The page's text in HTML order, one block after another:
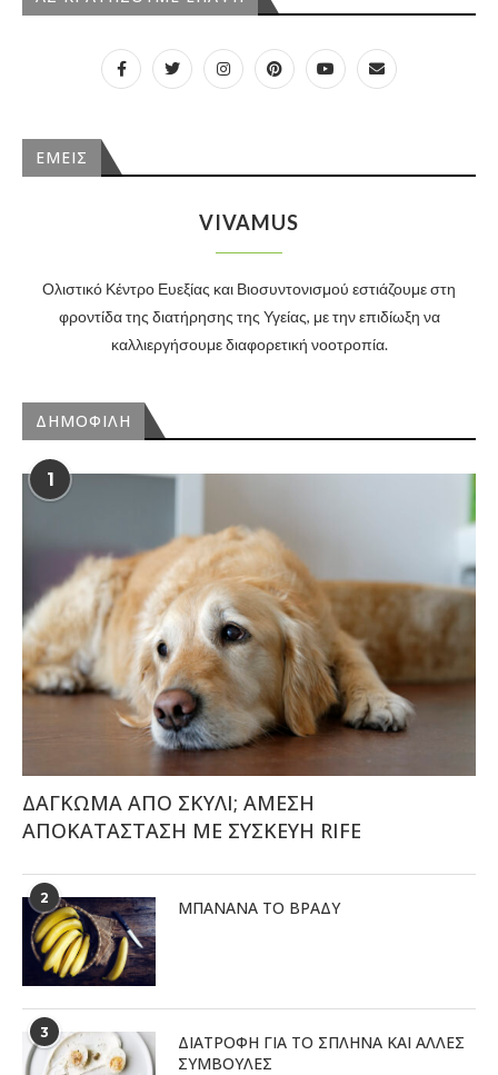
ΕΜΕΙΣ
VIVAMUS
Ολιστικό Κέντρο Ευεξίας και Βιοσυντονισμού εστιάζουμε στη
φροντίδα της διατήρησης της Υγείας, με την επιδίωξη να
καλλιεργήσουμε διαφορετική νοοτροπία.
ΔΗΜΟΦΙΛΗ
1
ΔΑΓΚΩΜΑ ΑΠΟ ΣΚΥΛΙ; ΑΜΕΣΗ
ΑΠΟΚΑΤΑΣΤΑΣΗ ΜΕ ΣΥΣΚΕΥΗ RIFE
2 ΜΠΑΝΆΝΑ ΤΟ ΒΡΆΔΥ
3
ΔΙΑΤΡΟΦΉ ΓΙΑ ΤΟ ΣΠΛΉΝΑ ΚΑΙ ΆΛΛΕΣ
ΣΥΜΒΟΥΛΈΣ